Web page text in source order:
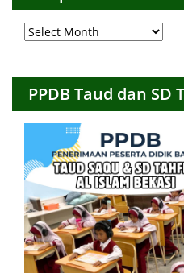
Arsip
Bulanan
PPDB Taud dan SD